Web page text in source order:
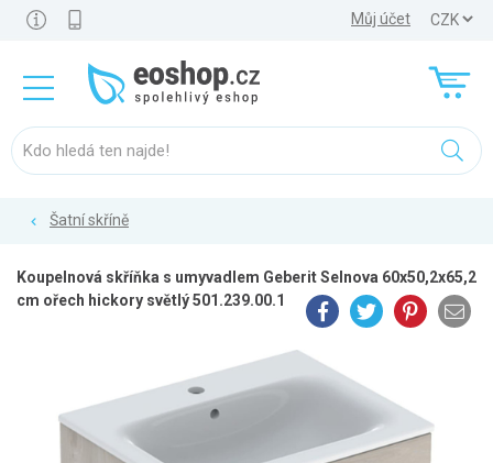
Můj účet
Šatní skříně
Koupelnová skříňka s umyvadlem Geberit Selnova 60x50,2x65,2
cm ořech hickory světlý 501.239.00.1